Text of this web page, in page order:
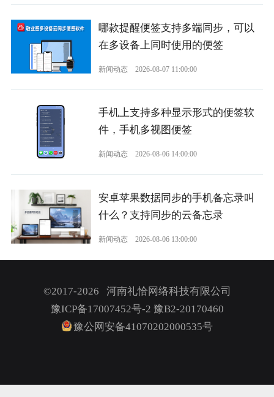
哪款提醒便签支持多端同步，可以
在多设备上同时使用的便签
新闻动态 2026-08-07 11:00:00
手机上支持多种显示形式的便签软
件，手机多视图便签
新闻动态 2026-08-06 14:00:00
安卓苹果数据同步的手机备忘录叫
什么？支持同步的云备忘录
新闻动态 2026-08-06 13:00:00
©2017-2026 河南礼恰网络科技有限公司
豫ICP备17007452号-2 豫B2-20170460
豫公网安备41070202000535号